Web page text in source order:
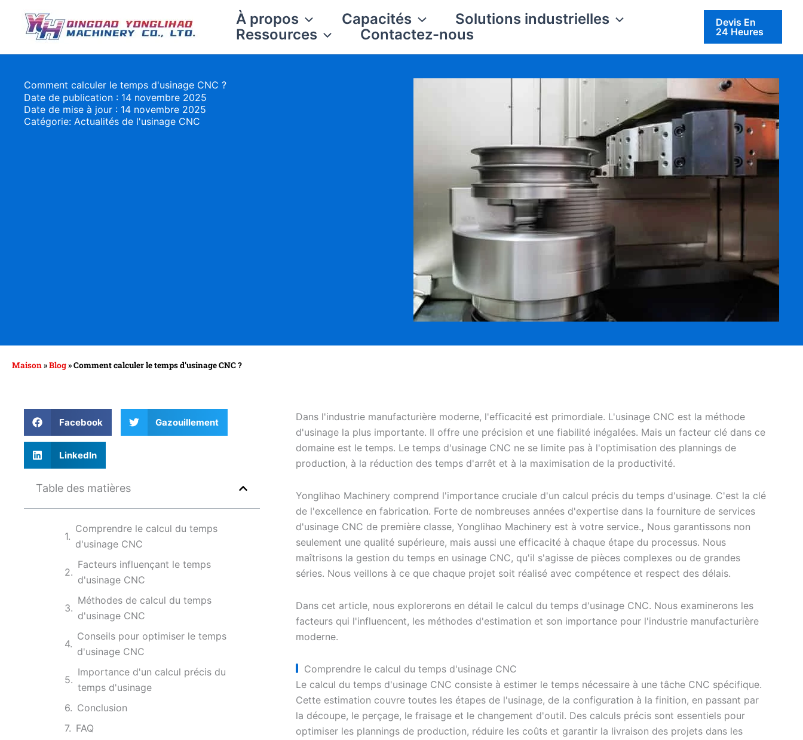
À propos Capacités
Solutions industrielles
Ressources
Contactez-nous
Devis En
24 Heures
Comment calculer le temps d'usinage CNC ?
Date de publication : 14 novembre 2025
Date de mise à jour : 14 novembre 2025
Catégorie: Actualités de l'usinage CNC
Maison»Blog»Comment calculer le temps d'usinage CNC ?
Facebook Gazouillement
LinkedIn
Table des matières
Comprendre le calcul du temps
d'usinage CNC
Facteurs influençant le temps
d'usinage CNC
Méthodes de calcul du temps
d'usinage CNC
Conseils pour optimiser le temps
d'usinage CNC
Importance d'un calcul précis du
temps d'usinage
Conclusion
FAQ
Dans l'industrie manufacturière moderne, l'efficacité est primordiale. L'usinage CNC est la méthode
d'usinage la plus importante. Il offre une précision et une fiabilité inégalées. Mais un facteur clé dans ce
domaine est le temps. Le temps d'usinage CNC ne se limite pas à l'optimisation des plannings de
production, à la réduction des temps d'arrêt et à la maximisation de la productivité.
Yonglihao Machinery comprend l'importance cruciale d'un calcul précis du temps d'usinage. C'est la clé
de l'excellence en fabrication. Forte de nombreuses années d'expertise dans la fourniture de services
d'usinage CNC de première classe, Yonglihao Machinery est à votre service., Nous garantissons non
seulement une qualité supérieure, mais aussi une efficacité à chaque étape du processus. Nous
maîtrisons la gestion du temps en usinage CNC, qu'il s'agisse de pièces complexes ou de grandes
séries. Nous veillons à ce que chaque projet soit réalisé avec compétence et respect des délais.
Dans cet article, nous explorerons en détail le calcul du temps d'usinage CNC. Nous examinerons les
facteurs qui l'influencent, les méthodes d'estimation et son importance pour l'industrie manufacturière
moderne.
Comprendre le calcul du temps d'usinage CNC
Le calcul du temps d'usinage CNC consiste à estimer le temps nécessaire à une tâche CNC spécifique.
Cette estimation couvre toutes les étapes de l'usinage, de la configuration à la finition, en passant par
la découpe, le perçage, le fraisage et le changement d'outil. Des calculs précis sont essentiels pour
optimiser les plannings de production, réduire les coûts et garantir la livraison des projets dans les